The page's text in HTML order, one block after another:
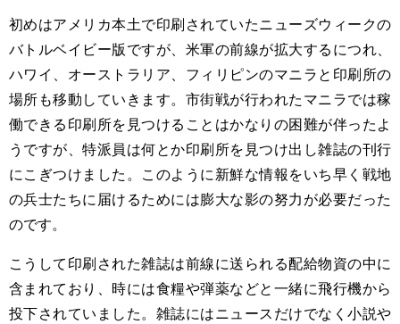
初めはアメリカ本土で印刷されていたニューズウィークの
バトルベイビー版ですが、米軍の前線が拡大するにつれ、
ハワイ、オーストラリア、フィリピンのマニラと印刷所の
場所も移動していきます。市街戦が行われたマニラでは稼
働できる印刷所を見つけることはかなりの困難が伴ったよ
うですが、特派員は何とか印刷所を見つけ出し雑誌の刊行
にこぎつけました。このように新鮮な情報をいち早く戦地
の兵士たちに届けるためには膨大な影の努力が必要だった
のです。
こうして印刷された雑誌は前線に送られる配給物資の中に
含まれており、時には食糧や弾薬などと一緒に飛行機から
投下されていました。雑誌にはニュースだけでなく小説や